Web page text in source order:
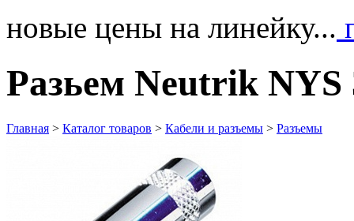
новые цены на линейку...
Разьем Neutrik NYS
Главная > Каталог товаров > Кабели и разъемы > Разъемы